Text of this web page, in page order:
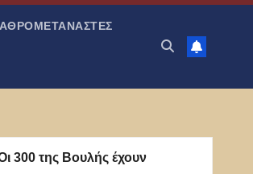
300 της Βουλής έχουν